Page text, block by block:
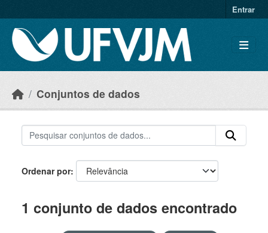
Entrar
Conjuntos de dados
Ordenar por
1 conjunto de dados encontrado